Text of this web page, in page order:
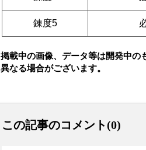
錬度5
掲載中の画像、データ等は開発中の
異なる場合がございます。
この記事のコメント(0)